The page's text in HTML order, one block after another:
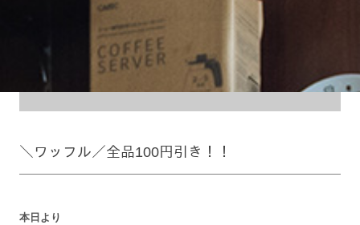
＼ワッフル／全品100円引き！！
本日より